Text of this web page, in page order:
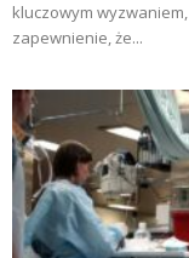
kluczowym
zapewnienie, że...